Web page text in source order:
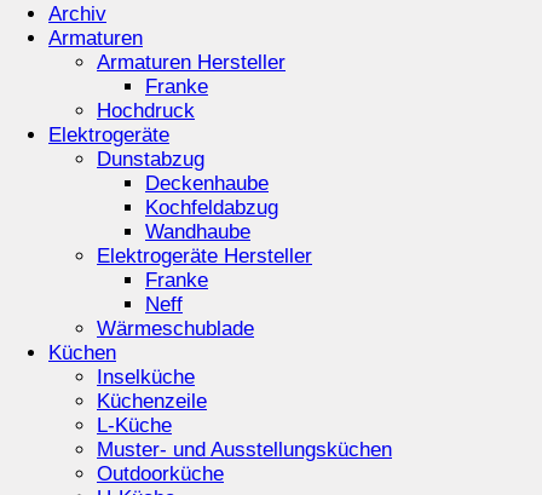
Archiv
Armaturen
Armaturen Hersteller
Franke
Hochdruck
Elektrogeräte
Dunstabzug
Deckenhaube
Kochfeldabzug
Wandhaube
Elektrogeräte Hersteller
Franke
Neff
Wärmeschublade
Küchen
Inselküche
Küchenzeile
L-Küche
Muster- und Ausstellungsküchen
Outdoorküche